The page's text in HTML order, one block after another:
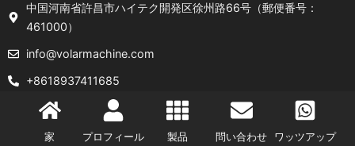
中国河南省許昌市ハイテク開発区徐州路66号（郵便番号：
461000）
info@volarmachine.com
+8618937411685
転載を禁じます。www.volarmachine.com
家 プロフィール 製品 問い合わせ ワッツアップ